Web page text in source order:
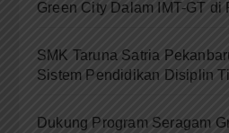
Green City Dalam IMT-GT di
SMK Taruna Satria
Sistem Pendidikan Disiplin
Dukung Program Seragam